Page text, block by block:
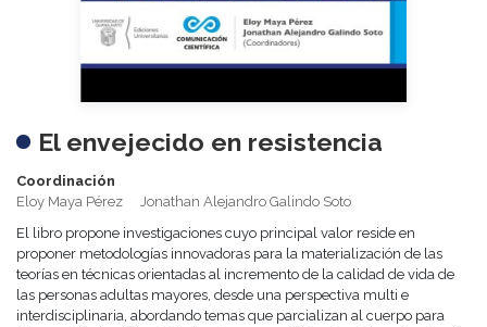
El envejecido en resistencia
Coordinación
Eloy Maya Pérez
Jonathan Alejandro Galindo Soto
El libro propone investigaciones cuyo principal valor reside en
proponer metodologías innovadoras para la materialización de las
teorías en técnicas orientadas al incremento de la calidad de vida de
las personas adultas mayores, desde una perspectiva multi e
interdisciplinaria, abordando temas que parcializan al cuerpo para